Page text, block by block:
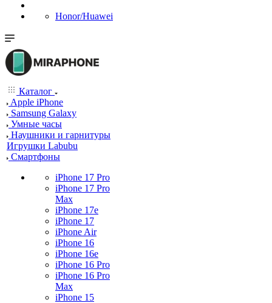
Honor/Huawei
Каталог
Apple iPhone
Samsung Galaxy
Умные часы
Наушники и гарнитуры
Игрушки Labubu
Смартфоны
iPhone 17 Pro
iPhone 17 Pro
Max
iPhone 17e
iPhone 17
iPhone Air
iPhone 16
iPhone 16e
iPhone 16 Pro
iPhone 16 Pro
Max
iPhone 15